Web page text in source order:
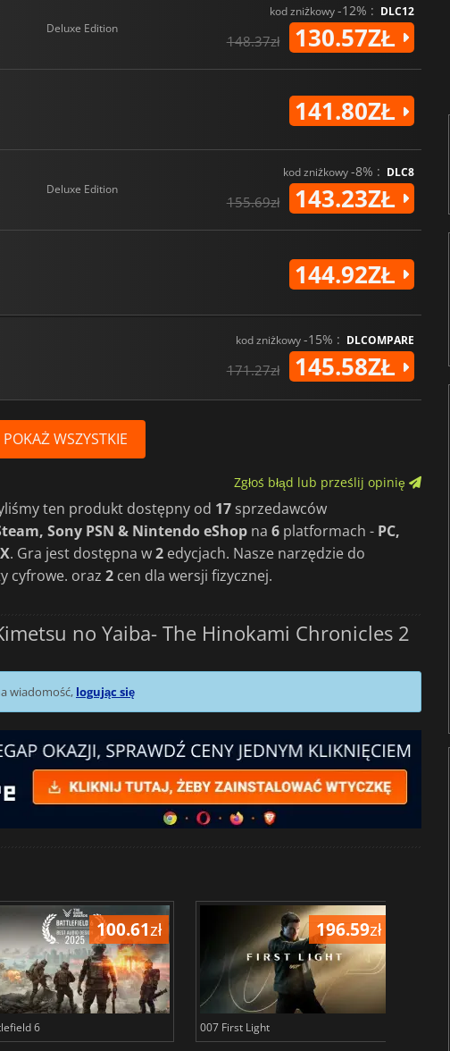
Deluxe Edition
kod zniżkowy-12% : DLC12
148.37zł 130.57ZŁ
141.80ZŁ
Deluxe Edition
kod zniżkowy-8% : DLC8
155.69zł 143.23ZŁ
144.92ZŁ
kod zniżkowy-15% : DLCOMPARE
171.27zł 145.58ZŁ
POKAŻ WSZYSTKIE
Zgłoś błąd lub prześlij opinię
ten produkt dostępny od 17 sprzedawców
Sony PSN & Nintendo eShop na 6 platformach - PC,
. Gra jest dostępna w2 edycjach. Nasze narzędzie do
cyfrowe. oraz 2 cen dla wersji fizycznej.
no Yaiba- The Hinokami Chronicles 2
wiadomość, logując się
100.61zł
6
196.59zł
007 First Light